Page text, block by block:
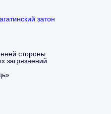
затон
стороны
загрязнений